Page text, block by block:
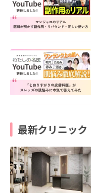
最新クリニック